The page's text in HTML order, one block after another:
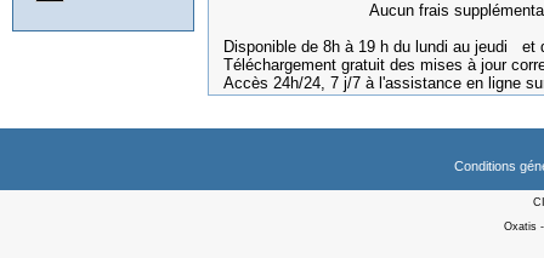
Aucun frais
Disponible de 8h à 19 h du lundi au jeudi et
Téléchargement gratuit des mises à jour
Accès 24h/24, 7 j/7 à l'assistance en ligne
Conditions
Oxatis